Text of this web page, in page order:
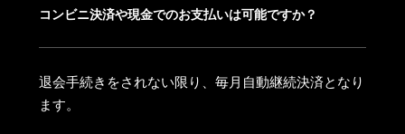
コンビニ決済や現金でのお支払いは可能ですか？
退会手続きをされない限り、毎月自動継続決済となり
ます。